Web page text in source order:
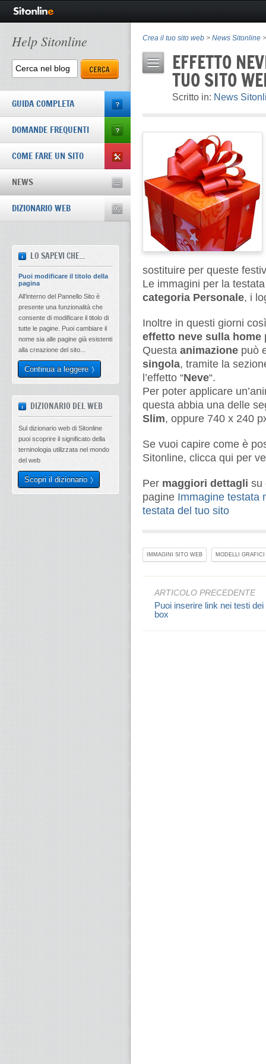
Crea il tuo sito web > News Sitonline
EFFETTO
TUO SITO
Scritto in: News
sostituire per queste
Le immagini per la
categoria Personale, i
Inoltre in questi giorni
effetto neve sulla home
Questa animazione può
singola, tramite la
l’effetto “Neve“.
Per poter applicare
questa abbia una delle
Slim, oppure 740 x 240
Se vuoi capire come è
Sitonline, clicca qui per
Per maggiori dettagli su
pagine Immagine testata
testata del tuo sito
IMMAGINI SITO WEB MODELLI GRAFICI
ARTICOLO PRECEDENTE
Puoi inserire link nei testi dei
box
Help Sitonline
GUIDA COMPLETA
DOMANDE FREQUENTI
COME FARE UN SITO
NEWS
DIZIONARIO WEB
LO SAPEVI CHE...
Puoi modificare il titolo della
pagina
All’interno del Pannello Sito è
presente una funzionalità che
consente di modificare il titolo di
tutte le pagine. Puoi cambiare il
nome sia alle pagine già esistenti
alla creazione del sito...
Continua a leggere
DIZIONARIO DEL WEB
Sul dizionario web di Sitonline
puoi scoprire il significato della
terninologia utilizzata nel mondo
del web
Scopri il dizionario